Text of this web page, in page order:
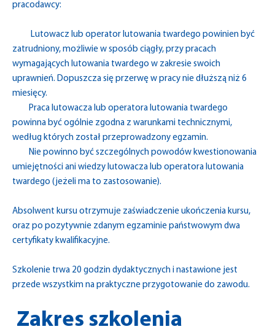
pracodawcy:
Lutowacz lub operator lutowania twardego powinien być
zatrudniony, możliwie w sposób ciągły, przy pracach
wymagających lutowania twardego w zakresie swoich
uprawnień. Dopuszcza się przerwę w pracy nie dłuższą niż 6
miesięcy.
Praca lutowacza lub operatora lutowania twardego
powinna być ogólnie zgodna z warunkami technicznymi,
według których został przeprowadzony egzamin.
Nie powinno być szczególnych powodów kwestionowania
umiejętności ani wiedzy lutowacza lub operatora lutowania
twardego (jeżeli ma to zastosowanie).
Absolwent kursu otrzymuje zaświadczenie ukończenia kursu,
oraz po pozytywnie zdanym egzaminie państwowym dwa
certyfikaty kwalifikacyjne.
Szkolenie trwa 20 godzin dydaktycznych i nastawione jest
przede wszystkim na praktyczne przygotowanie do zawodu.
Zakres szkolenia